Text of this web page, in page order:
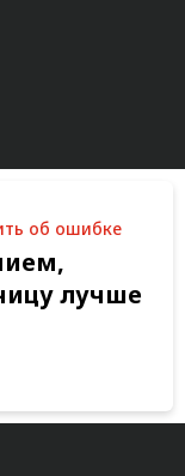
об ошибке
лучше